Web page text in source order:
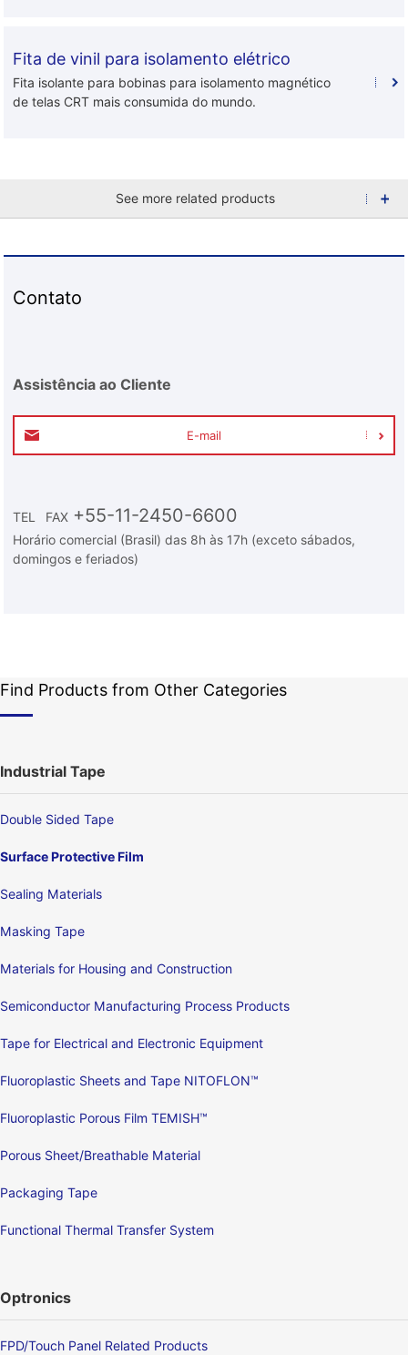
Fita de vinil para isolamento elétrico
Fita isolante para bobinas para isolamento magnético
de telas CRT mais consumida do mundo.
See more related products
Contato
Assistência ao Cliente
E-mail
TEL FAX +55-11-2450-6600
Horário comercial (Brasil) das 8h às 17h (exceto sábados,
domingos e feriados)
Find Products from Other Categories
Industrial Tape
Double Sided Tape
Surface Protective Film
Sealing Materials
Masking Tape
Materials for Housing and Construction
Semiconductor Manufacturing Process Products
Tape for Electrical and Electronic Equipment
Fluoroplastic Sheets and Tape NITOFLON™
Fluoroplastic Porous Film TEMISH™
Porous Sheet/Breathable Material
Packaging Tape
Functional Thermal Transfer System
Optronics
FPD/Touch Panel Related Products